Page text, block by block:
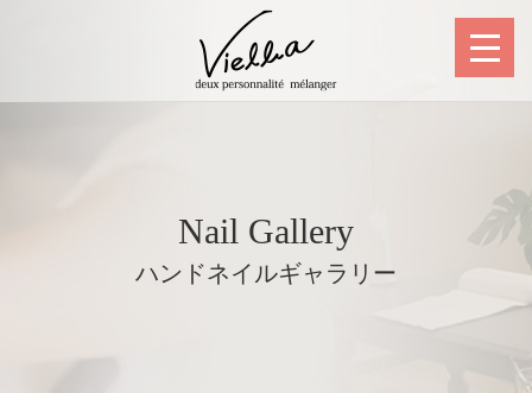
Nail Gallery
ハンドネイルギャラリー